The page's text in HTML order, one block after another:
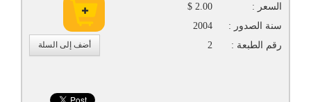
أضف إلى السلة
السعر :
2.00 $
سنة الصدور :
2004
رقم الطبعة :
2